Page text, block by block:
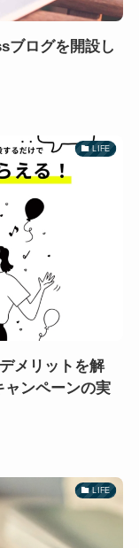
ブログを開設し
LIFE
メリットを解
ャンペーンの実
LIFE